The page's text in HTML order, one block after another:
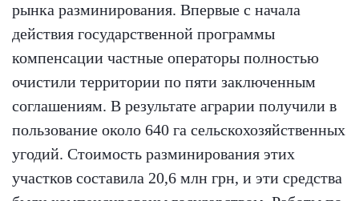
рынка разминирования. Впервые с начала
действия государственной программы
компенсации частные операторы полностью
очистили территории по пяти заключенным
соглашениям. В результате аграрии получили в
пользование около 640 га сельскохозяйственных
угодий. Стоимость разминирования этих
участков составила 20,6 млн грн, и эти средства